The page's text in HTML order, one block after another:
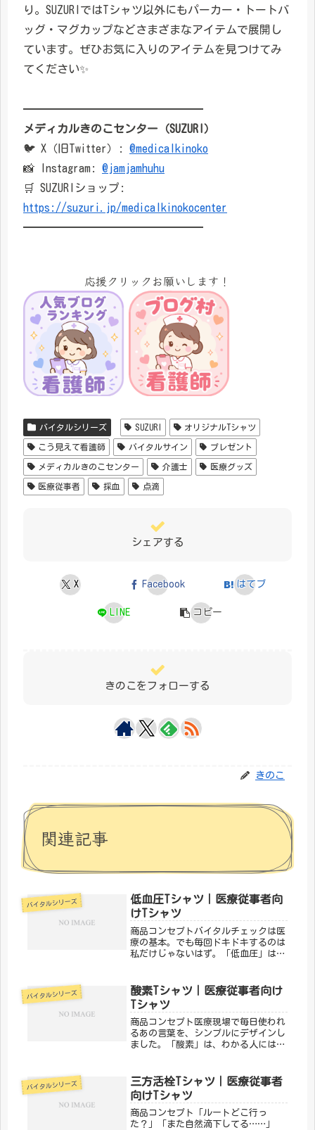
り。SUZURIではTシャツ以外にもパーカー・トートバ
ッグ・マグカップなどさまざまなアイテムで展開し
ています。ぜひお気に入りのアイテムを見つけてみ
てください✨
━━━━━━━━━━━━━━━━
メディカルきのこセンター（SUZURI）
🐦 X（旧Twitter）: @medicalkinoko
📸 Instagram: @jamjamhuhu
🛒 SUZURIショップ:
https://suzuri.jp/medicalkinokocenter
━━━━━━━━━━━━━━━━
応援クリックお願いします！
バイタルシリーズ SUZURI オリジナルTシャツ
こう見えて看護師 バイタルサイン プレゼント
メディカルきのこセンター 介護士 医療グッズ
医療従事者 採血 点滴
シェアする
X Facebook はてブ
LINE コピー
きのこをフォローする
きのこ
関連記事
バイタルシリーズ
低血圧Tシャツ｜医療従事者向
けTシャツ
商品コンセプトバイタルチェックは医
療の基本。でも毎回ドキドキするのは
私だけじゃないはず。「低血圧」は、
思わずうなずいてしまいます。「メデ
ィカルきのこセンター」が手がけるこ
の...
バイタルシリーズ
酸素Tシャツ｜医療従事者向け
Tシャツ
商品コンセプト医療現場で毎日使われ
るあの言葉を、シンプルにデザインし
ました。「酸素」は、わかる人にはわ
さりげなく表現できます。「メディカ
ルきのこセンター」が手がけるこのデ
ザ...
バイタルシリーズ
三方活栓Tシャツ｜医療従事者
向けTシャツ
商品コンセプト「ルートどこ行っ
た？」「また自然滴下してる……」